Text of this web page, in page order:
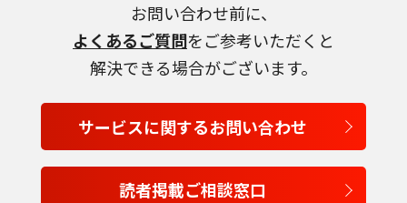
Tiếng Việtお問い合わせ前に、
よくあるご質問をご参考いただくと
解決できる場合がございます。
サービスに関するお問い合わせ
読者掲載ご相談窓口